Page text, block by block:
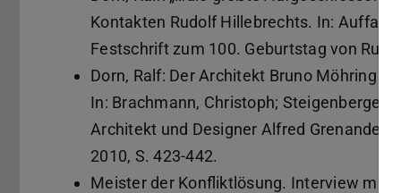
Kontakten Rudolf Hillebrechts. In:
Festschrift zum 100. Geburtstag von
Dorn, Ralf: Der Architekt Bruno Möhring
In: Brachmann, Christoph; Steigenberger,
Architekt und Designer Alfred Grenander
2010, S. 423-442.
Meister der Konfliktlösung. Interview mit